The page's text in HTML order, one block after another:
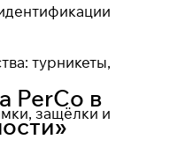
турникеты,
защёлки и
PerCo в